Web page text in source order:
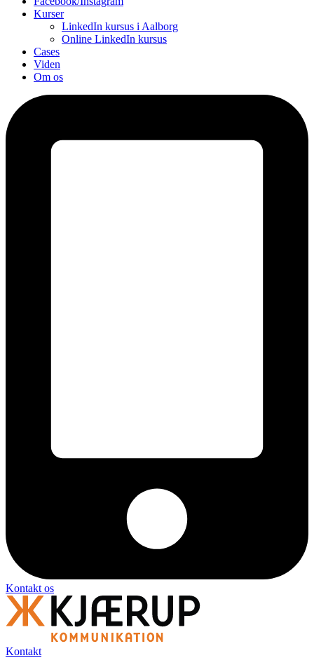
Kurser
LinkedIn kursus i Aalborg
Online LinkedIn kursus
Cases
Viden
Om os
Kontakt os
Kontakt